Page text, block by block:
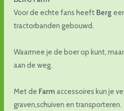
Voor de echte fans heeft Berg
tractorbanden gebouwd.
Waarmee je de boer op kunt,
aan de weg.
Met de Farm accessoires kun je
graven,schuiven en transporteren.